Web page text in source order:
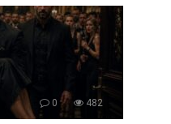
0 482